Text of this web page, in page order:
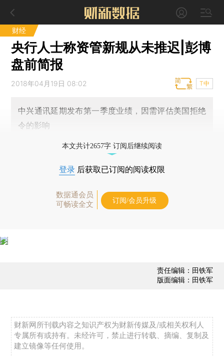
财经
央行人士称资管新规从未推迟|彭博
盘前简报
2018年04月19日 08:02 T中
中兴通讯延期发布第一季度业绩，因需评估美国拒绝
令的影响
本文共计2657字 订阅后继续阅读
登录 后获取已订阅的阅读权限
数据通会员
可畅读全文
订阅/会员升级
责任编辑：田铁军
版面编辑：田铁军
财新网所刊载内容之知识产权为财新传媒及/或相关权利人
专属所有或持有。未经许可，禁止进行转载、摘编、复制及
建立镜像等任何使用。